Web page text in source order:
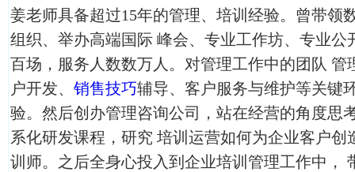
姜老师具备超过15年的管理、培训经验。曾带领
组织、举办高端国际 峰会、专业工作坊、专业公
百场，服务人数数万人。对管理工作中的团队 管
户开发、 销售技巧辅导、客户服务与维护等关键
验。然后创办管理咨询公司，站在经营的角度思
系化研发课程，研究 培训运营如何为企业客户
训师。之后全身心投入到企业培训管理工作中，